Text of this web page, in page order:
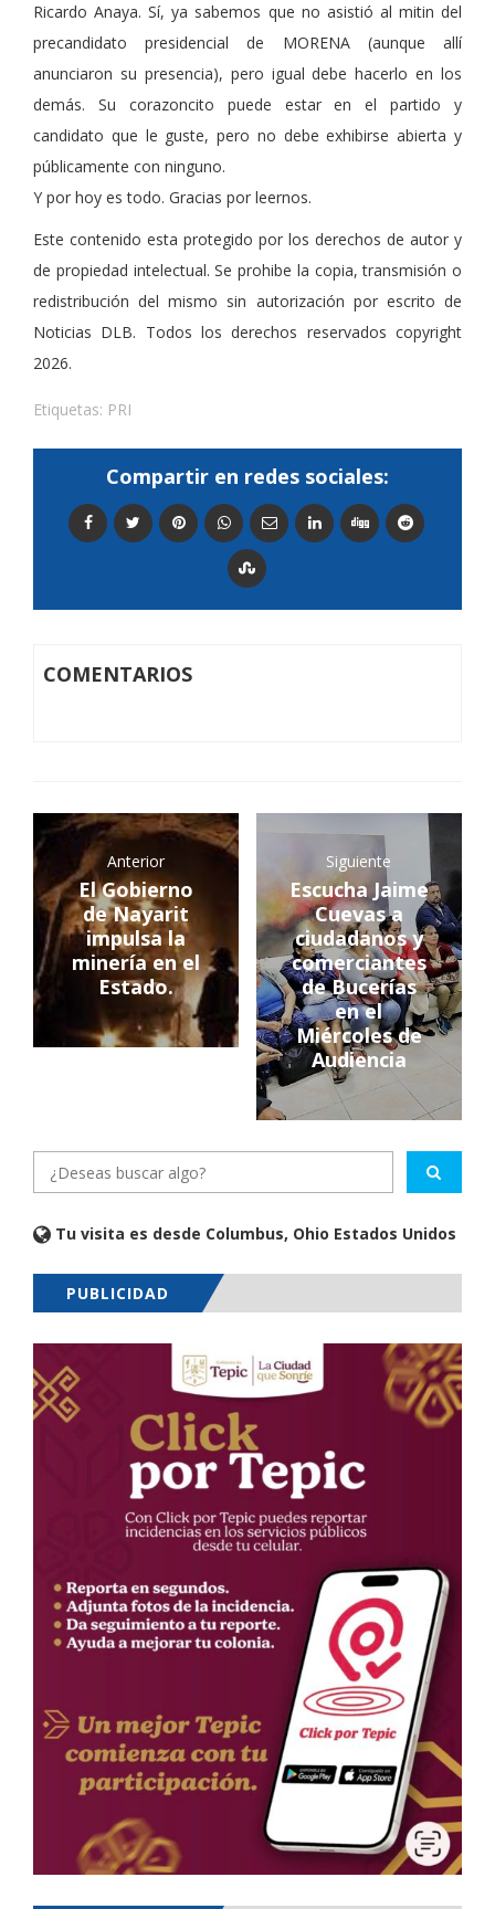
Ricardo Anaya. Sí, ya sabemos que no asistió al mitin del
precandidato presidencial de MORENA (aunque allí
anunciaron su presencia), pero igual debe hacerlo en los
demás. Su corazoncito puede estar en el partido y
candidato que le guste, pero no debe exhibirse abierta y
públicamente con ninguno.
Y por hoy es todo. Gracias por leernos.
Este contenido esta protegido por los derechos de autor y
de propiedad intelectual. Se prohibe la copia, transmisión o
redistribución del mismo sin autorización por escrito de
Noticias DLB. Todos los derechos reservados copyright
2026.
Etiquetas: PRI
Compartir en redes sociales:
COMENTARIOS
Anterior
El Gobierno
de Nayarit
impulsa la
minería en el
Estado.
Siguiente
Escucha Jaime
Cuevas a
ciudadanos y
comerciantes
de Bucerías
en el
Miércoles de
Audiencia
Tu visita es desde Columbus, Ohio Estados Unidos
PUBLICIDAD